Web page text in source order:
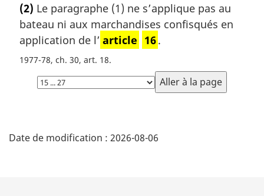
t
e
m
r
e
(2) Le paragraphe (1) ne s’applique pas au
bateau ni aux marchandises confisqués en
application de l’ article 16.
1977-78, ch. 30, art. 18
Choisissez
la
é
Date de modification : 2026-08-06